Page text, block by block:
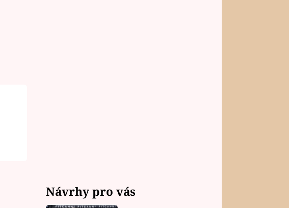
Návrhy pro vás